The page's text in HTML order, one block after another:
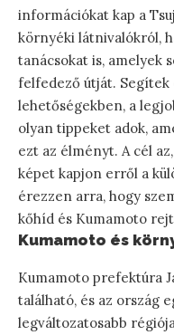
információkat kap a
környéki látnivalókról,
tanácsokat is, amelyek
felfedező útját.
lehetőségekben, a
olyan tippeket adok,
ezt az élményt. A cél
képet kapjon erről a
érezzen arra, hogy
kőhíd és Kumamoto
Kumamoto és
Kumamoto prefektúra
található, és az ország
legváltozatosabb